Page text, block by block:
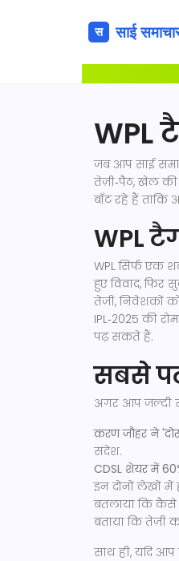
WPL
जब आप साई
तेज़ी‑पैठ, खेल की
बाँट रहे हैं ताकि
WPL
WPL सिर्फ एक
हुए विवाद, फिर
तेज़ी, निवेशकों
IPL‑2025 की
पढ़ सकते हैं.
सबसे
अगर आप जल्दी
करण जौहर ने
संदेश.
CDSL शेयर में
इन दोनों लेखों
बतलाया कि कैसे
बताया कि तेज़ी
साथ ही, यदि